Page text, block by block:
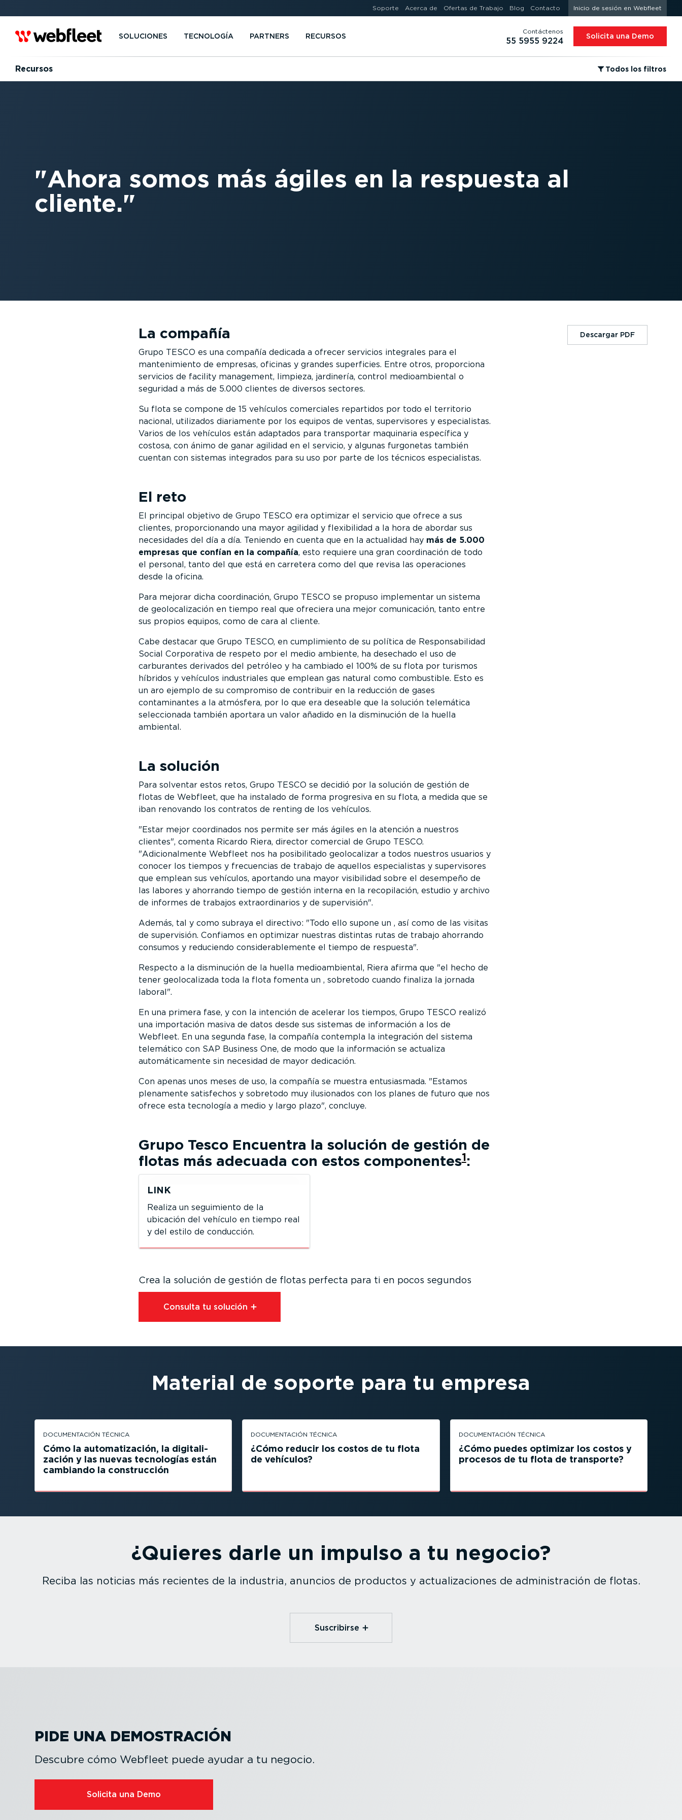
Soporte Acerca de Ofertas de Trabajo Blog Contacto Inicio de sesión en Webfleet
SOLUCIONES TECNOLOGÍA PARTNERS RECURSOS
Contáctenos
55 5955 9224 Solicita una Demo
Recursos ⁠Todos los filtros
Ahora somos más ágiles en la respuesta al
cliente.
La compañía
Grupo TESCO es una compañía dedicada a ofrecer servicios integrales para el
mantenimiento de empresas, oficinas y grandes superficies. Entre otros, proporciona
servicios de facility management, limpieza, jardinería, control medioambiental o
seguridad a más de 5.000 clientes de diversos sectores.
Su flota se compone de 15 vehículos comerciales repartidos por todo el territorio
nacional, utilizados diariamente por los equipos de ventas, supervisores y especialistas.
Varios de los vehículos están adaptados para transportar maquinaria específica y
costosa, con ánimo de ganar agilidad en el servicio, y algunas furgonetas también
cuentan con sistemas integrados para su uso por parte de los técnicos especialistas.
El reto
El principal objetivo de Grupo TESCO era optimizar el servicio que ofrece a sus
clientes, proporcionando una mayor agilidad y flexibilidad a la hora de abordar sus
necesidades del día a día. Teniendo en cuenta que en la actualidad hay más de 5.000
empresas que confían en la compañía, esto requiere una gran coordinación de todo
el personal, tanto del que está en carretera como del que revisa las operaciones
desde la oficina.
Para mejorar dicha coordinación, Grupo TESCO se propuso implementar un sistema
de geolocalización en tiempo real que ofreciera una mejor comunicación, tanto entre
sus propios equipos, como de cara al cliente.
Cabe destacar que Grupo TESCO, en cumplimiento de su política de Responsabilidad
Social Corporativa de respeto por el medio ambiente, ha desechado el uso de
carburantes derivados del petróleo y ha cambiado el 100% de su flota por turismos
híbridos y vehículos industriales que emplean gas natural como combustible. Esto es
un aro ejemplo de su compromiso de contribuir en la reducción de gases
contaminantes a la atmósfera, por lo que era deseable que la solución telemática
seleccionada también aportara un valor añadido en la disminución de la huella
ambiental.
La solución
Para solventar estos retos, Grupo TESCO se decidió por la solución de gestión de
flotas de Webfleet, que ha instalado de forma progresiva en su flota, a medida que se
iban renovando los contratos de renting de los vehículos.
Estar mejor coordinados nos permite ser más ágiles en la atención a nuestros
clientes , comenta Ricardo Riera, director comercial de Grupo TESCO.
Adicionalmente Webfleet nos ha posibilitado geolocalizar a todos nuestros usuarios y
conocer los tiempos y frecuencias de trabajo de aquellos especialistas y supervisores
que emplean sus vehículos, aportando una mayor visibilidad sobre el desempeño de
las labores y ahorrando tiempo de gestión interna en la recopilación, estudio y archivo
de informes de trabajos extraordinarios y de supervisión .
Además, tal y como subraya el directivo:
Todo ello supone un , así como de las visitas
de supervisión. Confiamos en optimizar nuestras distintas rutas de trabajo ahorrando
consumos y reduciendo considerablemente el tiempo de respuesta .
Respecto a la disminución de la huella medioambiental, Riera afirma que
el hecho de
tener geolocalizada toda la flota fomenta un , sobretodo cuando finaliza la jornada
laboral .
En una primera fase, y con la intención de acelerar los tiempos, Grupo TESCO realizó
una importación masiva de datos desde sus sistemas de información a los de
Webfleet. En una segunda fase, la compañía contempla la integración del sistema
telemático con SAP Business One, de modo que la información se actualiza
automáticamente sin necesidad de mayor dedicación.
Con apenas unos meses de uso, la compañía se muestra entusiasmada.
Estamos
plenamente satisfechos y sobretodo muy ilusionados con los planes de futuro que nos
ofrece esta tecnología a medio y largo plazo , concluye.
Grupo Tesco Encuentra la solución de gestión de
flotas más adecuada con estos componentes1:
LINK
Realiza un seguimiento de la
ubicación del vehículo en tiempo real
y del estilo de conducción.
Crea la solución de gestión de flotas perfecta para ti en pocos segundos
Consulta tu solución⁠
Descargar PDF
Material de soporte para tu empresa
DOCUMEN­TACIÓN TÉCNICA
Cómo la automa­ti­zación, la digita­li­
zación y las nuevas tecnologías están
cambiando la construcción
DOCUMEN­TACIÓN TÉCNICA
¿Cómo reducir los costos de tu flota
de vehículos?
DOCUMEN­TACIÓN TÉCNICA
¿Cómo puedes optimizar los costos y
procesos de tu flota de transporte?
¿Quieres darle un impulso a tu negocio?
Reciba las noticias más recientes de la industria, anuncios de productos y actua­li­za­ciones de adminis­tración de flotas.
Suscribirse
PIDE UNA DEMOS­TRACIÓN
Descubre cómo Webfleet puede ayudar a tu negocio.
Solicita una Demo